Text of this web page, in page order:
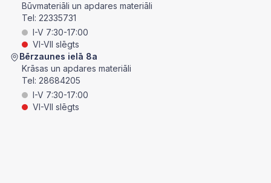
Būvmateriāli un apdares materiāli
Tel: 22335731
I-V 7:30-17:00
VI-VII slēgts
Bērzaunes ielā 8a
Krāsas un apdares materiāli
Tel: 28684205
I-V 7:30-17:00
VI-VII slēgts